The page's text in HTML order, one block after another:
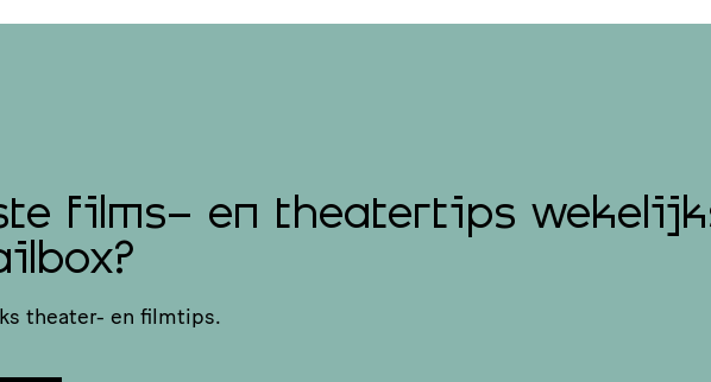
films- en theatertips
theater- en filmtips.